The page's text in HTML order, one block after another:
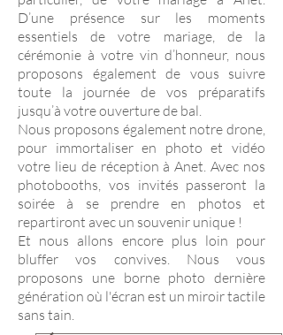
D’une présence sur les moments
essentiels de votre mariage, de la
cérémonie à votre vin d’honneur, nous
proposons également de vous suivre
toute la journée de vos préparatifs
jusqu’à votre ouverture de bal.
Nous proposons également notre drone,
pour immortaliser en photo et vidéo
votre lieu de réception à Anet. Avec nos
photobooths, vos invités passeront la
soirée à se prendre en photos et
repartiront avec un souvenir unique !
Et nous allons encore plus loin pour
bluffer vos convives. Nous vous
proposons une borne photo dernière
génération où l'écran est un miroir tactile
sans tain.